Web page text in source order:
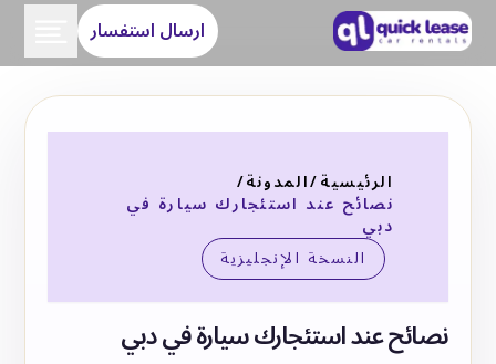
ارسال استفسار
الرئيسية/المدونة/
نصائح عند استئجارك سيارة في
دبي
النسخة الإنجليزية
نصائح عند استئجارك سيارة في دبي